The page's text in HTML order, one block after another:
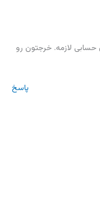
حسابی لازمه. خرجتون رو
پاسخ